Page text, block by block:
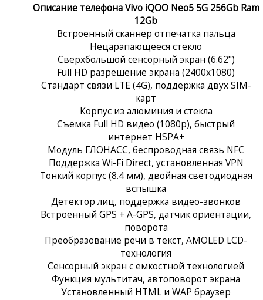
Описание телефона Vivo iQOO Neo5 5G 256Gb Ram
12Gb
Встроенный сканнер отпечатка пальца
Нецарапающееся стекло
Сверхбольшой сенсорный экран (6.62")
Full HD разрешение экрана (2400x1080)
Стандарт связи LTE (4G), поддержка двух SIM-
карт
Корпус из алюминия и стекла
Съемка Full HD видео (1080p), быстрый
интернет HSPA+
Модуль ГЛОНАСС, беспроводная связь NFC
Поддержка Wi-Fi Direct, установленная VPN
Тонкий корпус (8.4 мм), двойная светодиодная
вспышка
Детектор лиц, поддержка видео-звонков
Встроенный GPS + A-GPS, датчик ориентации,
поворота
Преобразование речи в текст, AMOLED LCD-
технология
Сенсорный экран c емкостной технологией
Функция мультитач, автоповорот экрана
Установленный HTML и WAP браузер